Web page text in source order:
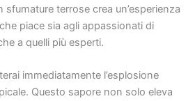
sfumature terrose crea un’esperienza
piace sia agli appassionati di
a quelli più esperti.
immediatamente l’esplosione
Questo sapore non solo eleva